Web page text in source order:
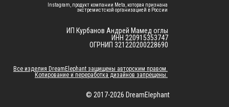
© 2017-2026 DreamElephant
ИП Курбанов Андрей Мамед оглы
ИНН 220915353747
ОГРНИП 321220200228690
Все изделия DreamElephant защищены авторским правом.
Копирование и переработка дизайнов запрещены.
Instagram, продукт компании Meta, которая признана
экстремистской организацией в России